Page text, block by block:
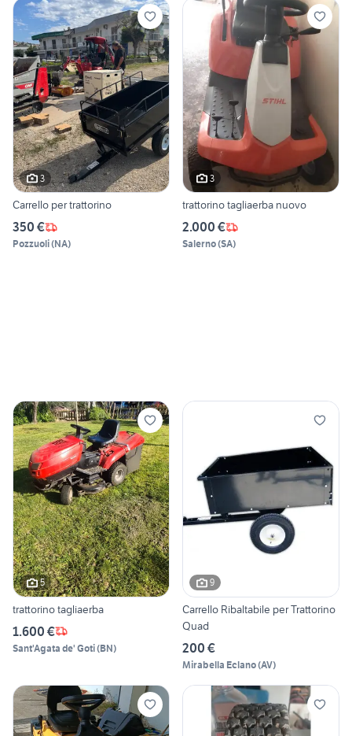
3
Carrello per trattorino
350 €
Pozzuoli(NA)
3
trattorino tagliaerba nuovo
2.000 €
Salerno(SA)
5
trattorino tagliaerba
1.600 €
Sant'Agata de' Goti(BN)
9
Carrello Ribaltabile per Trattorino
Quad
200 €
Mirabella Eclano(AV)